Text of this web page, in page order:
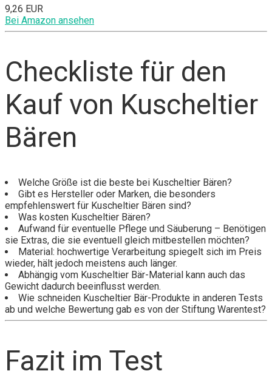
9,26 EUR
Bei Amazon ansehen
Checkliste für den
Kauf von Kuscheltier
Bären
Welche Größe ist die beste bei Kuscheltier Bären?
Gibt es Hersteller oder Marken, die besonders
empfehlenswert für Kuscheltier Bären sind?
Was kosten Kuscheltier Bären?
Aufwand für eventuelle Pflege und Säuberung – Benötigen
sie Extras, die sie eventuell gleich mitbestellen möchten?
Material: hochwertige Verarbeitung spiegelt sich im Preis
wieder, hält jedoch meistens auch länger.
Abhängig vom Kuscheltier Bär-Material kann auch das
Gewicht dadurch beeinflusst werden.
Wie schneiden Kuscheltier Bär-Produkte in anderen Tests
ab und welche Bewertung gab es von der Stiftung Warentest?
Fazit im Test